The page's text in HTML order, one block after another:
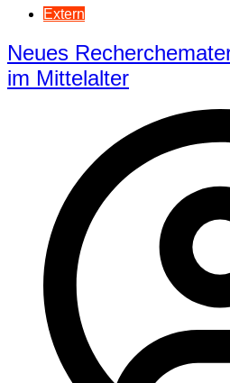
Extern
Neues
im Mittelalter